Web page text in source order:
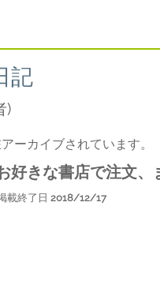
記
)
ーカイブされています。
好きな書店で注文、
載終了日 2018/12/17